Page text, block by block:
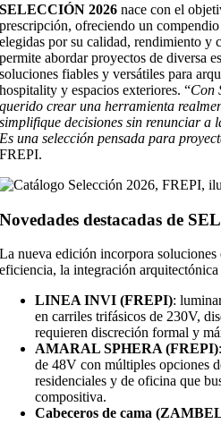
SELECCIÓN 2026nace con el
prescripción, ofreciendo un
elegidas por su calidad, rendimiento y
permite abordar proyectos de diversa
soluciones fiables y versátiles para
hospitality y espacios exteriores. “Con
querido crear una herramienta
simplifique decisiones sin renunciar a
Es una selección pensada para
FREPI.
Novedades destacadas de
La nueva edición incorpora soluciones
eficiencia, la integración
LINEA INVI (FREPI):
en carriles trifásicos de 230V,
requieren discreción formal y
AMARAL SPHERA (FREPI)
de 48V con múltiples opciones
residenciales y de oficina que
compositiva.
Cabeceros de cama